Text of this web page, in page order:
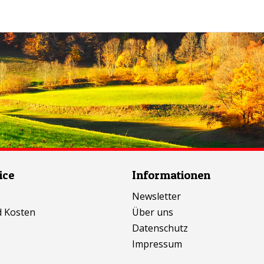
Kosten
Informationen
Newsletter
Über uns
Datenschutz
Impressum